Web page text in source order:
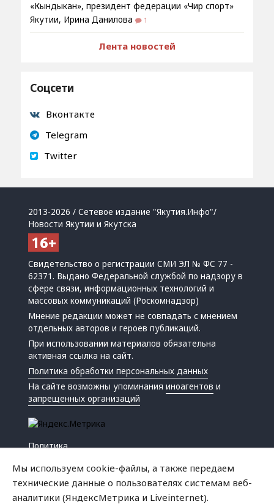
«Кындыкан», президент федерации «Чир спорт»
Якутии, Ирина Данилова
1
Лента новостей
Соцсети
Вконтакте
Telegram
Twitter
2013-2026 / Сетевое издание "Якутия.Инфо"/
Новости Якутии и Якутска
Свидетельство о регистрации СМИ ЭЛ № ФС 77 -
62371. Выдано Федеральной службой по надзору в
сфере связи, информационных технологий и
массовых коммуникаций (Роскомнадзор)
Мнение редакции может не совпадать с мнением
отдельных авторов и героев публикаций.
При использовании материалов обязательна
активная ссылка на сайт.
Политика обработки персональных данных
На сайте возможны упоминанияиноагентов и
запрещенных организаций
Политика
Мы используем cookie-файлы, а также передаем
технические данные о пользователях системам веб-
аналитики (ЯндексМетрика и Liveinternet).